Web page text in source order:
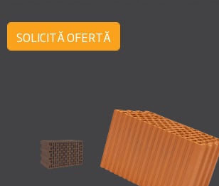
SOLICITĂ OFERTĂ